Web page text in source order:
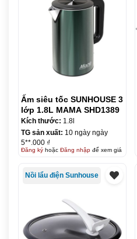
Ấm siêu tốc SUNHOUSE 3
lớp 1.8L MAMA SHD1389
Kích thước: 1.8l
TG sản xuất: 10 ngày ngày
5**.000 ₫
Đăng kýhoặc Đăng nhậpđể xem giá
Nồi lẩu điện Sunhouse